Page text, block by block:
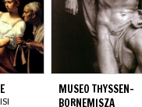
MUSEO THYSSEN-
BORNEMISZA